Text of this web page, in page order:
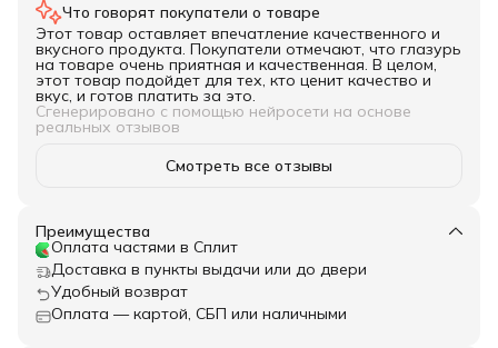
Что говорят покупатели о товаре
Этот товар оставляет впечатление качественного и
вкусного продукта. Покупатели отмечают, что глазурь
на товаре очень приятная и качественная. В целом,
этот товар подойдет для тех, кто ценит качество и
вкус, и готов платить за это.
Сгенерировано с помощью нейросети на основе
реальных отзывов
Смотреть все отзывы
Преимущества
Оплата частями в Сплит
Доставка в пункты выдачи или до двери
Удобный возврат
Оплата — картой, СБП или наличными